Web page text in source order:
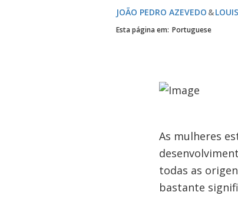
JOÃO PEDRO AZEVEDO
Esta página em: Portuguese
As mulheres
todas as
bastante